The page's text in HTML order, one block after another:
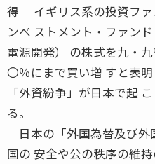
得 イギリス系の投資ファ
ンベ ストメント・ファン
電源開発） の株式を九・
〇％にまで買い増 すと表
「外資紛争」が日本で起
る。
日本の「外国為替及び外
国の 安全や公の秩序の維